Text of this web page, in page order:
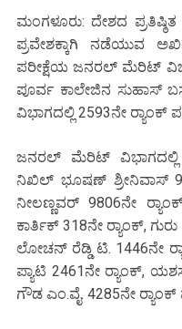
ಮಂಗಳೂರು: ದೇಶದ
ಪ್ರವೇಶಕ್ಕಾಗಿ ನಡೆಯುವ
ಪರೀಕ್ಷೆಯ ಜನರಲ್ ಮೆರಿಟ್
ಪೂರ್ವ ಕಾಲೇಜಿನ ಸುಹಾಸ್
ವಿಭಾಗದಲ್ಲಿ 2593ನೇ ರ‍್ಯಾಂಕ್
ಜನರಲ್ ಮೆರಿಟ್ ವಿಭಾಗದಲ್ಲಿ
ನಿಖಿಲ್ ಭೂಷಣ್ ಶ್ರೀನಿವಾಸ್
ನೀಲಣ್ಣವರ್ 9806ನೇ
ಕಾರ್ತಿಕ್ 318ನೇ ರ‍್ಯಾಂಕ್,
ಲೋಚನ್ ರೆಡ್ಡಿ ಟಿ. 1446ನೇ
ಪ್ಯಾಟಿ 2461ನೇ ರ‍್ಯಾಂಕ್,
ಗೌಡ ಎಂ.ವೈ. 4285ನೇ ರ‍್ಯಾಂಕ್